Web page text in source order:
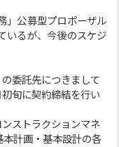
」公募型プロポーザル
いるが、今後のスケジ
委託先につきまして
旬に契約締結を行い
ストラクションマネ
計画・基本設計の各